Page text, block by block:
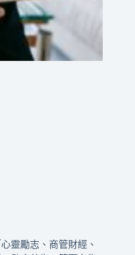
靈勵志、商管財經、